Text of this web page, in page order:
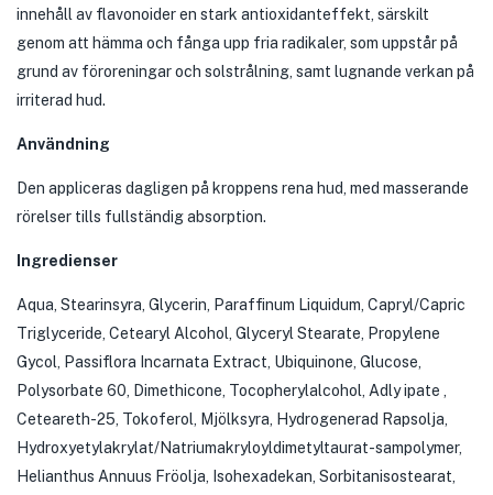
innehåll av flavonoider en stark antioxidanteffekt, särskilt
genom att hämma och fånga upp fria radikaler, som uppstår på
grund av föroreningar och solstrålning, samt lugnande verkan på
irriterad hud.
Användning
Den appliceras dagligen på kroppens rena hud, med masserande
rörelser tills fullständig absorption.
Ingredienser
Aqua, Stearinsyra, Glycerin, Paraffinum Liquidum, Capryl/Capric
Triglyceride, Cetearyl Alcohol, Glyceryl Stearate, Propylene
Gycol, Passiflora Incarnata Extract, Ubiquinone, Glucose,
Polysorbate 60, Dimethicone, Tocopherylalcohol, Adly ipate ,
Ceteareth-25, Tokoferol, Mjölksyra, Hydrogenerad Rapsolja,
Hydroxyetylakrylat/Natriumakryloyldimetyltaurat-sampolymer,
Helianthus Annuus Fröolja, Isohexadekan, Sorbitanisostearat,